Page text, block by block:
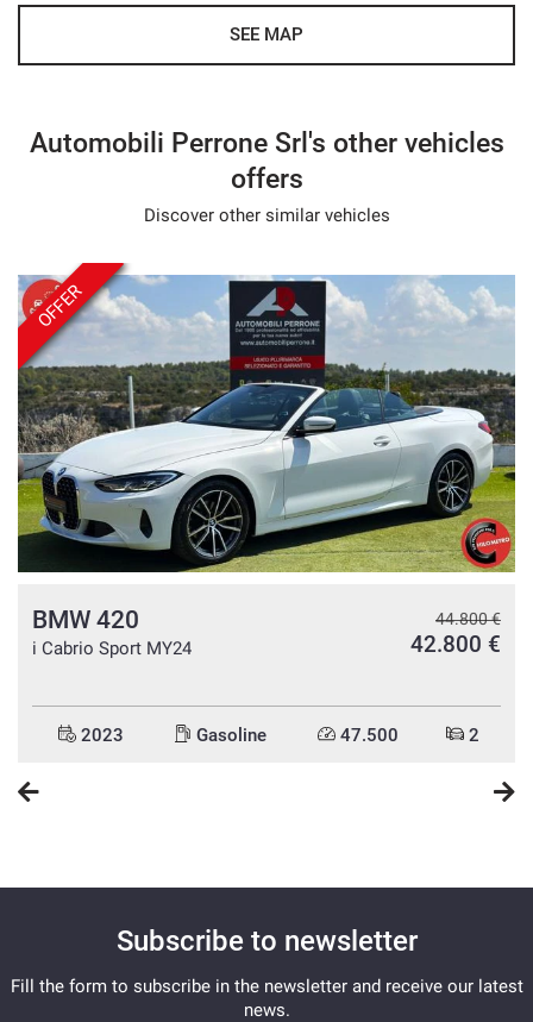
SEE MAP
Automobili Perrone Srl's other vehicles
offers
Discover other similar vehicles
OFFER
BMW 420
i Cabrio Sport MY24
44.800 €
42.800 €
2023 Gasoline 47.500 2
Subscribe to newsletter
Fill the form to subscribe in the newsletter and receive our latest
news.